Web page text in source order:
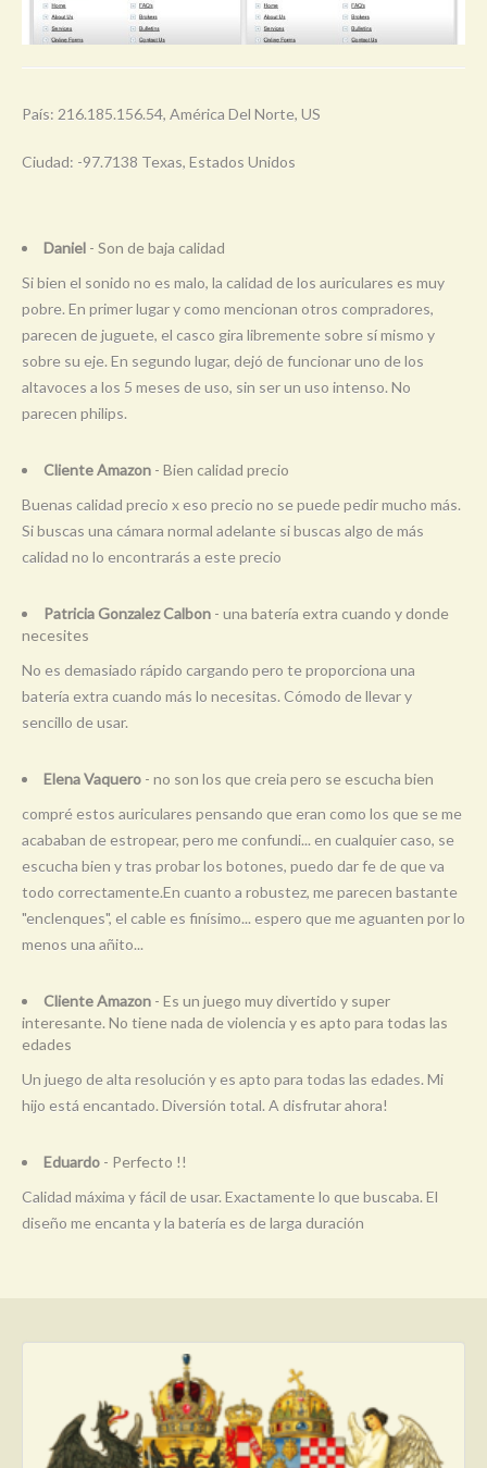
País: 216.185.156.54, América Del Norte, US
Ciudad: -97.7138 Texas, Estados Unidos
Daniel - Son de baja calidad
Si bien el sonido no es malo, la calidad de los auriculares es muy
pobre. En primer lugar y como mencionan otros compradores,
parecen de juguete, el casco gira libremente sobre sí mismo y
sobre su eje. En segundo lugar, dejó de funcionar uno de los
altavoces a los 5 meses de uso, sin ser un uso intenso. No
parecen philips.
Cliente Amazon - Bien calidad precio
Buenas calidad precio x eso precio no se puede pedir mucho más.
Si buscas una cámara normal adelante si buscas algo de más
calidad no lo encontrarás a este precio
Patricia Gonzalez Calbon - una batería extra cuando y donde
necesites
No es demasiado rápido cargando pero te proporciona una
batería extra cuando más lo necesitas. Cómodo de llevar y
sencillo de usar.
Elena Vaquero - no son los que creia pero se escucha bien
compré estos auriculares pensando que eran como los que se me
acababan de estropear, pero me confundi... en cualquier caso, se
escucha bien y tras probar los botones, puedo dar fe de que va
todo correctamente.En cuanto a robustez, me parecen bastante
"enclenques", el cable es finísimo... espero que me aguanten por lo
menos una añito...
Cliente Amazon - Es un juego muy divertido y super
interesante. No tiene nada de violencia y es apto para todas las
edades
Un juego de alta resolución y es apto para todas las edades. Mi
hijo está encantado. Diversión total. A disfrutar ahora!
Eduardo - Perfecto !!
Calidad máxima y fácil de usar. Exactamente lo que buscaba. El
diseño me encanta y la batería es de larga duración